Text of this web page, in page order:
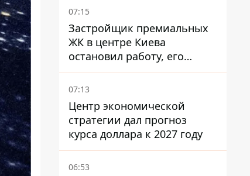
07:15
Застройщик премиальных
ЖК в центре Киева
остановил работу, его
руководители сбежали из
Украины - Bihus.info
07:13
Центр экономической
стратегии дал прогноз
курса доллара к 2027 году
06:53